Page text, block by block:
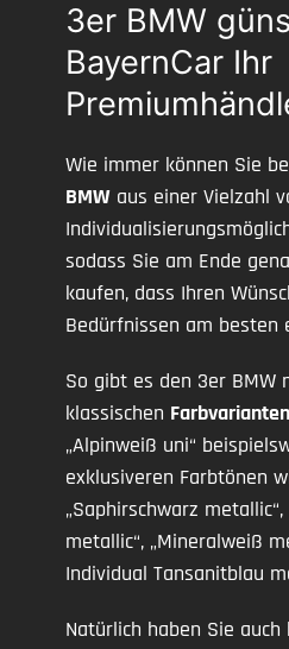
3er BMW
BayernCar Ihr
Wie immer können Sie
BMW aus einer Vielzahl
sodass Sie am Ende
kaufen, dass Ihren
Bedürfnissen am besten
So gibt es den 3er BMW
klassischen Farbvarianten
„Alpinweiß uni“
exklusiveren Farbtönen
„Saphirschwarz
metallic“, „Mineralweiß
Individual Tansanitblau
Natürlich haben Sie